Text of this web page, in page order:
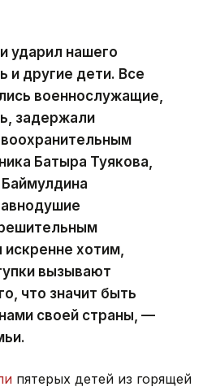
ударил нашего
и другие дети. Все
военнослужащие,
задержали
Батыра Туякова,
хотим,
вызывают
что значит быть
своей страны, —
пятерых детей из горящей